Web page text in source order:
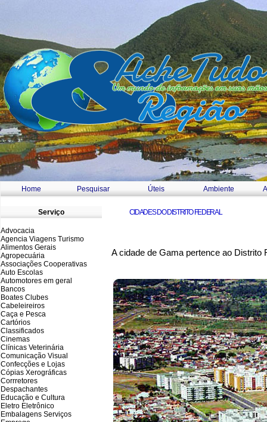
Home Pesquisar Úteis Ambiente
Serviço
Advocacia
Agencia Viagens Turismo
Alimentos Gerais
Agropecuária
Associações Cooperativas
Auto Escolas
Automotores em geral
Bancos
Boates Clubes
Cabeleireiros
Caça e Pesca
Cartórios
Classificados
Cinemas
Clínicas Veterinária
Comunicação Visual
Confecções e Lojas
Cópias Xerográficas
Corrretores
Despachantes
Educação e Cultura
Eletro Eletrônico
Embalagens Serviços
CIDADES DO DISTRITO FEDERAL
A cidade de Gama pertence ao Distrito